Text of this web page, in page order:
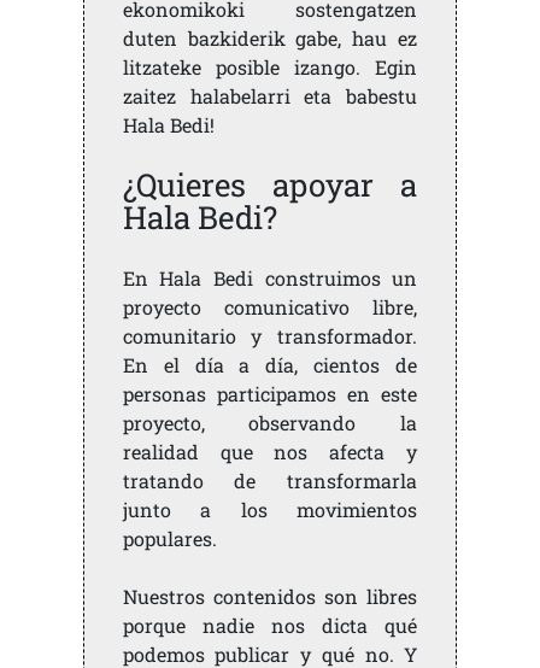
ekonomikoki sostengatzen
duten bazkiderik gabe, hau ez
litzateke posible izango. Egin
zaitez halabelarri eta babestu
Hala Bedi!
¿Quieres apoyar a
Hala Bedi?
En Hala Bedi construimos un
proyecto comunicativo libre,
comunitario y transformador.
En el día a día, cientos de
personas participamos en este
proyecto, observando la
realidad que nos afecta y
tratando de transformarla
junto a los movimientos
populares.
Nuestros contenidos son libres
porque nadie nos dicta qué
podemos publicar y qué no. Y